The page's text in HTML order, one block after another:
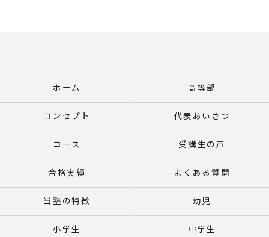
ホーム 高等部
コンセプト 代表あいさつ
コース 受講生の声
合格実績 よくある質問
当塾の特徴 幼児
小学生 中学生